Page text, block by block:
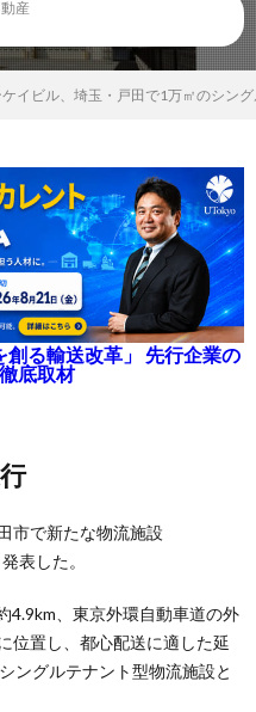
産
イビル、埼玉・戸田で1万㎡のシン
る輸送改革」 先行企業の
底取材
市で新たな物流施設
表した。
4.9km、東京外環自動車道の外
位置し、都心配送に適した延
ングルテナント型物流施設と